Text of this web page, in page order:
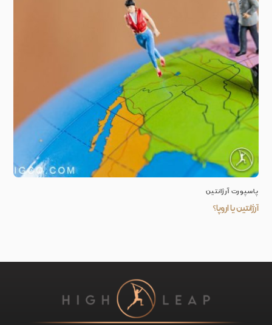
پاسپورت آرژانتین
آرژانتین یا اروپا؟